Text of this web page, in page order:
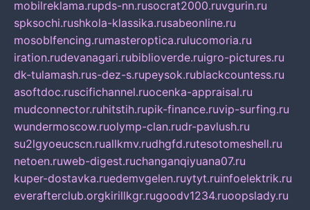
mobilreklama.rupds-nn.rusocrat2000.ruvgurin.ru
spksochi.rushkola-klassika.rusabeonline.ru
mosoblfencing.rumasteroptica.rulucomoria.ru
iration.rudevanagari.rubiblioverde.ruigro-pictures.ru
dk-tulamash.rus-dez-s.rupeysok.rublackcountess.ru
asoftdoc.ruscifichannel.ruocenka-appraisal.ru
mudconnector.ruhitstih.rupik-finance.ruvip-surfing.ru
wundermoscow.ruolymp-clan.rudr-pavlush.ru
su2lgyoeucscn.ruallkmv.rudhgfd.rutesotomeshell.ru
netoen.ruweb-digest.ruchanganqiyuana07.ru
kuper-dostavka.ruedemvgelen.ruytyt.ruinfoelektrik.ru
everafterclub.orgkirillkgr.rugoodv1234.ruoopslady.ru